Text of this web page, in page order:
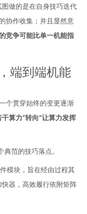
图做的是在自身技巧迭代
协作收集；并且显然意
竞争可能比单一机能指
端到端机能
个贯穿始终的变更逐渐
算力”转向“让算力发挥
范的技巧落点。
模块，旨在经由过程其
器，高效履行依附矩阵